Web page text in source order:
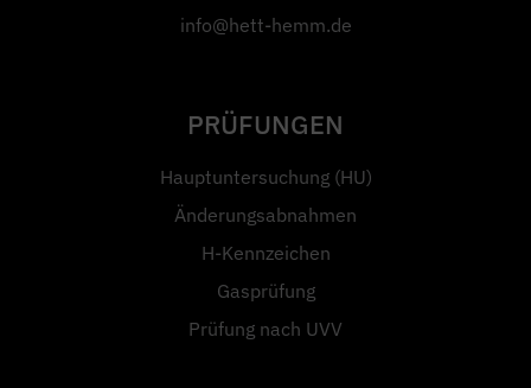
info@hett-hemm.de
PRÜFUNGEN
Hauptuntersuchung (HU)
Änderungsabnahmen
H-Kennzeichen
Gasprüfung
Prüfung nach UVV